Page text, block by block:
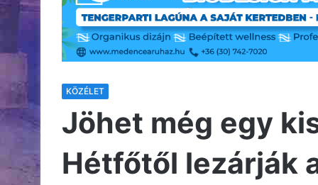
KÖZÉLET
Jöhet még egy
Hétfőtől lezárják